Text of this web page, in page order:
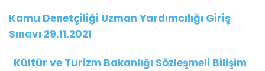
Kamu Denetçiliği Uzman Yardımcılığı Giriş
Sınavı 29.11.2021
Kültür ve Turizm Bakanlığı Sözleşmeli Bilişim